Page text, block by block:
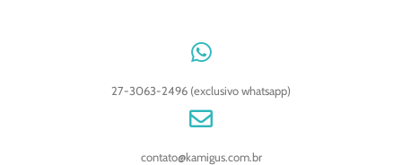
27-3063-2496 (exclusivo whatsapp)
contato@kamigus.com.br